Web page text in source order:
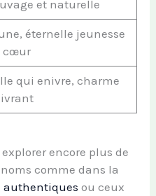
et naturelle
éternelle jeunesse
cœur
qui enivre, charme
encore plus de
comme dans la
authentiques ou ceux